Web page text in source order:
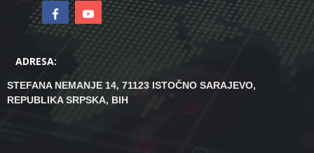
ADRESA:
STEFANA NEMANJE 14, 71123 ISTOČNO SARAJEVO,
REPUBLIKA SRPSKA, BIH